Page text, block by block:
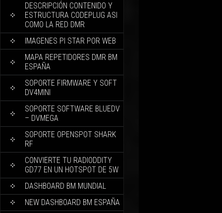
DESCRIPCIÓN CONTENIDO Y
ESTRUCTURA CODEPLUG ASI
COMO LA RED DMR
IMAGENES PI STAR POR WEB
MAPA REPETIDORES DMR BM
ESPAÑA
SOPORTE FIRMWARE Y SOFT
DV4MINI
SOPORTE SOFTWARE BLUEDV
– DVMEGA
SOPORTE OPENSPOT SHARK
RF
CONVIERTE TU RADIODDITY
GD77 EN UN HOTSPOT DE 5W
DASHBOARD BM MUNDIAL
NEW DASHBOARD BM ESPAÑA